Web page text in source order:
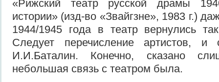
«Рижский театр русской драмы
истории» (изд-во «Звайгзне», 1983 г.)
1944/1945 года в театр вернулись
Следует перечисление артистов, и
И.И.Баталин. Конечно, сказано
небольшая связь с театром была.